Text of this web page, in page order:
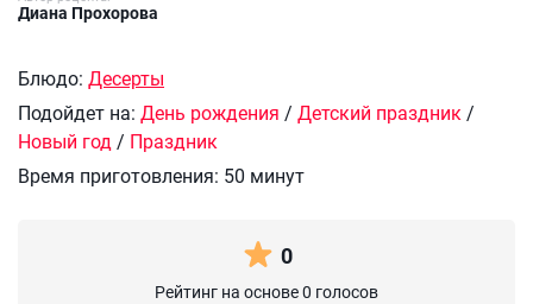
Диана Прохорова
Блюдо: Десерты
Подойдет на: День рождения / Детский праздник /
Новый год / Праздник
Время приготовления: 50 минут
0
Рейтинг на основе 0 голосов